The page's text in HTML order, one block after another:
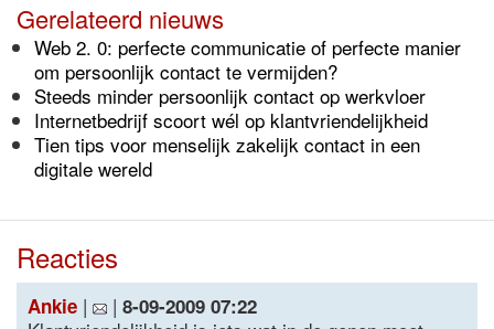
Gerelateerd nieuws
Web 2. 0: perfecte communicatie of perfecte manier
om persoonlijk contact te vermijden?
Steeds minder persoonlijk contact op werkvloer
Internetbedrijf scoort wél op klantvriendelijkheid
Tien tips voor menselijk zakelijk contact in een
digitale wereld
Reacties
Ankie | | 8-09-2009 07:22